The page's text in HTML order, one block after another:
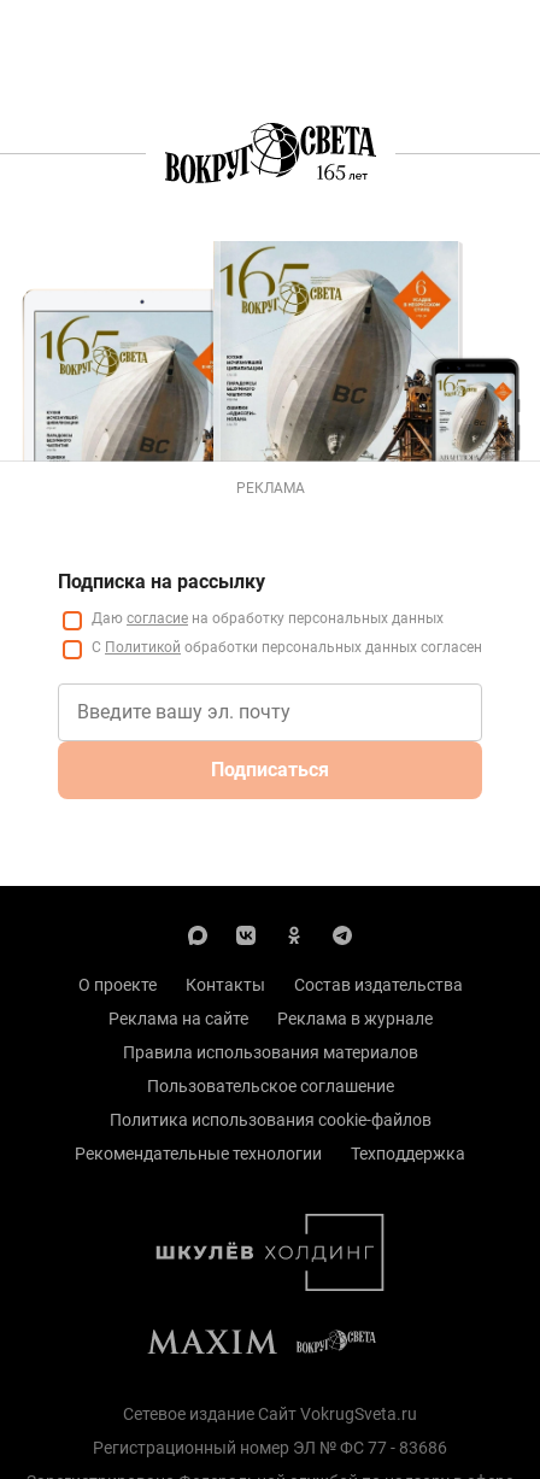
РЕКЛАМА
Подписка на рассылку
Даю согласие на обработку персональных данных
С Политикой обработки персональных данных согласен
Подписаться
О проекте Контакты
Состав издательства
Реклама на сайте
Реклама в журнале
Правила использования материалов
Пользовательское соглашение
Политика использования cookie-файлов
Рекомендательные технологии
Техподдержка
Сетевое издание Сайт VokrugSveta.ru
Регистрационный номер ЭЛ № ФС 77 - 83686